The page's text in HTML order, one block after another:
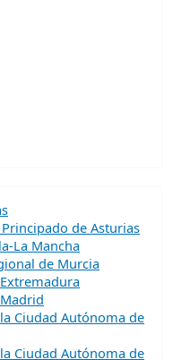
de Asturias
La Mancha
de Murcia
Ciudad Autónoma de
Ciudad Autónoma de